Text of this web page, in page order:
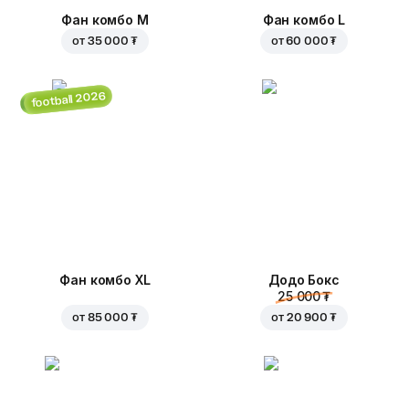
Фан комбо М
от 35 000 ₮
Фан комбо L
от60 000 ₮
football 2026
Фан комбо XL
от 85 000 ₮
Додо Бокс
25 000 ₮
от 20 900 ₮